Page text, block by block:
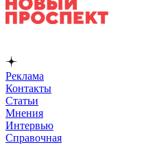
Реклама
Контакты
Статьи
Мнения
Интервью
Справочная